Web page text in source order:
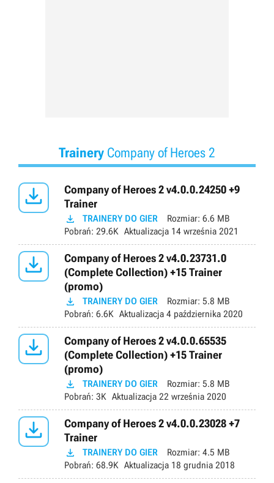
Trainery Company of Heroes 2

Company of Heroes 2 v4.0.0.24250 +9
Trainer
 TRAINERY DO GIER Rozmiar: 6.6 MB
Pobrań: 29.6K Aktualizacja 14 września 2021

Company of Heroes 2 v4.0.23731.0
(Complete Collection) +15 Trainer
(promo)
 TRAINERY DO GIER Rozmiar: 5.8 MB
Pobrań: 6.6K Aktualizacja 4 października 2020

Company of Heroes 2 v4.0.0.65535
(Complete Collection) +15 Trainer
(promo)
 TRAINERY DO GIER Rozmiar: 5.8 MB
Pobrań: 3K Aktualizacja 22 września 2020

Company of Heroes 2 v4.0.0.23028 +7
Trainer
 TRAINERY DO GIER Rozmiar: 4.5 MB
Pobrań: 68.9K Aktualizacja 18 grudnia 2018